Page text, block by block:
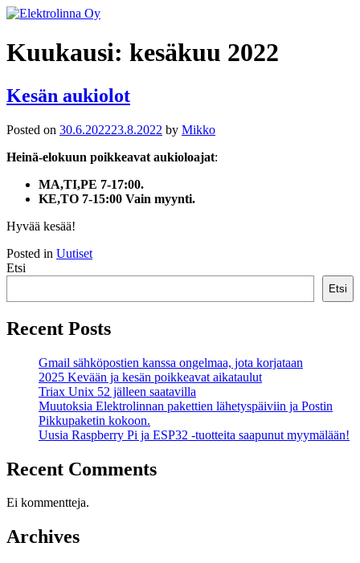
Skip
content
Elektrolinna Oy
Verkkokauppa
Kuukausi: kesäkuu 2022
Kesän aukiolot
Posted on 30.6.202223.8.2022 by Mikko
Heinä-elokuun poikkeavat aukioloajat:
MA,TI,PE 7-17:00.
KE,TO 7-15:00 Vain myynti.
Hyvää kesää!
Posted in Uutiset
Etsi
Etsi
Recent Posts
Gmail sähköpostien kanssa ongelmaa, jota korjataan
2025 Kevään ja kesän poikkeavat aikataulut
Triax Unix 52 jälleen saatavilla
Muutoksia Elektrolinnan pakettien lähetyspäiviin ja Postin
Pikkupaketin kokoon.
Uusia Raspberry Pi ja ESP32 -tuotteita saapunut myymälään!
Recent Comments
Ei kommentteja.
Archives